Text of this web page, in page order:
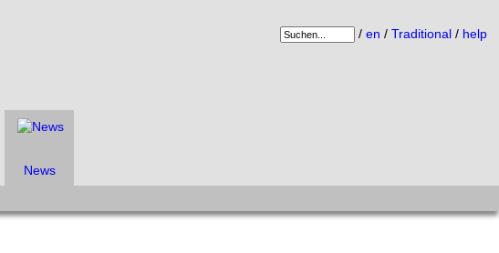
/ en / Traditional/ help
News